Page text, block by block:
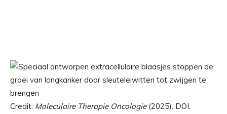
Credit: Moleculaire Therapie Oncologie(2025). DOI: